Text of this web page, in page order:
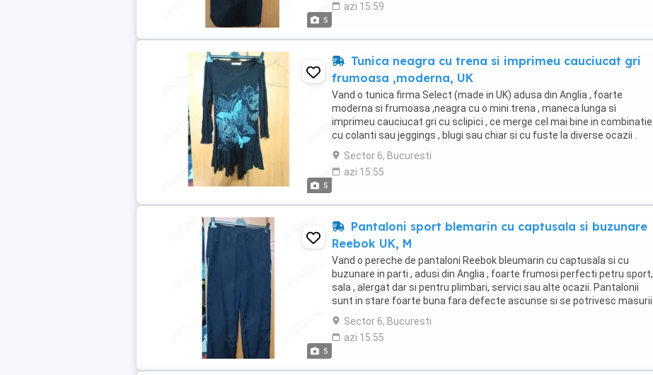
5
azi 15:59
5
Tunica neagra cu trena si imprimeu cauciucat gri
frumoasa ,moderna, UK
Vand o tunica firma Select (made in UK) adusa din Anglia , foarte
moderna si frumoasa ,neagra cu o mini trena , maneca lunga si
imprimeu cauciucat gri cu sclipici , ce merge cel mai bine in combinatie
cu colanti sau jeggings , blugi sau chiar si cu fuste la diverse ocazii .
Tunica a fost purtata de ...
Sector 6, Bucuresti
azi 15:55
5
Pantaloni sport blemarin cu captusala si buzunare
Reebok UK, M
Vand o pereche de pantaloni Reebok bleumarin cu captusala si cu
buzunare in parti , adusi din Anglia , foarte frumosi perfecti petru sport,
sala , alergat dar si pentru plimbari, servici sau alte ocazii. Pantalonii
sunt in stare foarte buna fara defecte ascunse si se potrivesc masurii
M -38 40 . Pret ...
Sector 6, Bucuresti
azi 15:55